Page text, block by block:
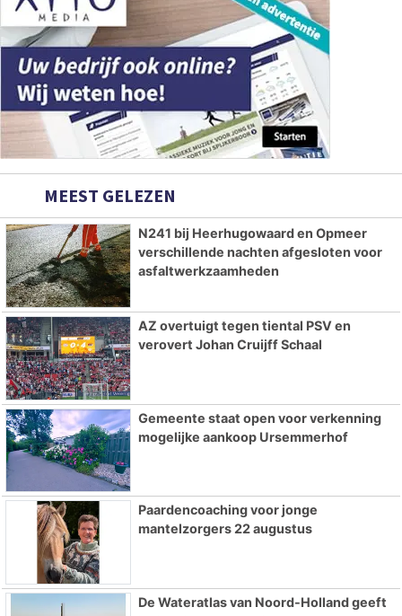
MEEST GELEZEN
N241 bij Heerhugowaard en Opmeer
verschillende nachten afgesloten voor
asfaltwerkzaamheden
AZ overtuigt tegen tiental PSV en
verovert Johan Cruijff Schaal
Gemeente staat open voor verkenning
mogelijke aankoop Ursemmerhof
Paardencoaching voor jonge
mantelzorgers 22 augustus
De Wateratlas van Noord-Holland geeft